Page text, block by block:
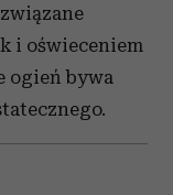
i oświeceniem
ogień bywa